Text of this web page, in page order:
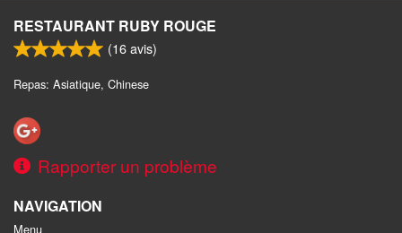
RESTAURANT RUBY ROUGE
(16avis)
Repas: Asiatique, Chinese
Rapporter un problème
NAVIGATION
Menu